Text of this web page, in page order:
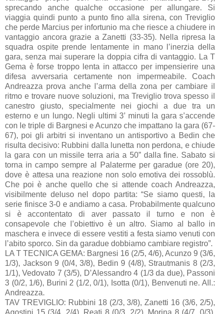
sprecando anche qualche occasione per allungare. Si
viaggia quindi punto a punto fino alla sirena, con Treviglio
che perde Marcius per infortunio ma che riesce a chiudere in
vantaggio ancora grazie a Zanetti (33-35). Nella ripresa la
squadra ospite prende lentamente in mano l’inerzia della
gara, senza mai superare la doppia cifra di vantaggio. La T
Gema è forse troppo lenta in attacco per impensierire una
difesa avversaria certamente non impermeabile. Coach
Andreazza prova anche l’arma della zona per cambiare il
ritmo e trovare nuove soluzioni, ma Treviglio trova spesso il
canestro giusto, specialmente nei giochi a due tra un
esterno e un lungo. Negli ultimi 3’ minuti la gara s’accende
con le triple di Bargnesi e Acunzo che impattano la gara (67-
67), poi gli arbitri si inventano un antisportivo a Bedin che
risulta decisivo: Rubbini dalla lunetta non perdona, e chiude
la gara con un missile terra aria a 50” dalla fine. Sabato si
torna in campo sempre al Palaterme per garadue (ore 20),
dove è attesa una reazione non solo emotiva dei rossoblù.
Che poi è anche quello che si attende coach Andreazza,
visibilmente deluso nel dopo partita: “Se siamo questi, la
serie finisce 3-0 e andiamo a casa. Probabilmente qualcuno
si è accontentato di aver passato il turno e non è
consapevole che l’obiettivo è un altro. Siamo al ballo in
maschera e invece di essere vestiti a festa siamo venuti con
l’abito sporco. Sin da garadue dobbiamo cambiare registro”.
LA T TECNICA GEMA: Bargnesi 16 (2/5, 4/6), Acunzo 9 (3/6,
1/3), Jackson 9 (0/4, 3/8), Bedin 9 (4/8), Strautmanis 8 (2/3,
1/1), Vedovato 7 (3/5), D’Alessandro 4 (1/3 da due), Passoni
3 (0/2, 1/6), Burini 2 (1/2, 0/1), Isotta (0/1), Benvenuti ne. All.:
Andreazza.
TAV TREVIGLIO: Rubbini 18 (2/3, 3/8), Zanetti 16 (3/6, 2/5),
Agostini 15 (3/4, 2/4), Reati 8 (0/3, 2/2), Morina 8 (4/7, 0/3),